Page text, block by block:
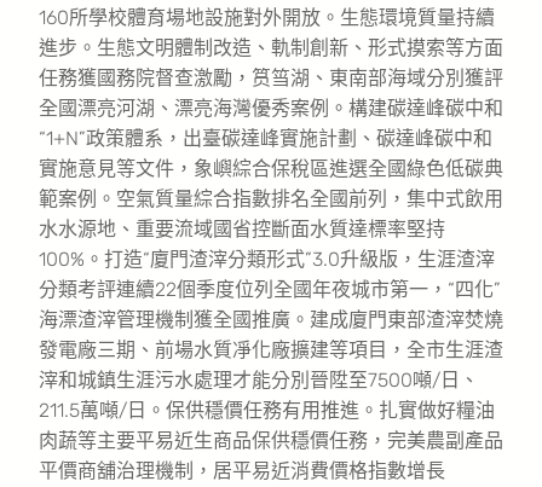
160所學校體育場地設施對外開放。生態環境質量持續
進步。生態文明體制改造、軌制創新、形式摸索等方面
任務獲國務院督查激勵，筼筜湖、東南部海域分別獲評
全國漂亮河湖、漂亮海灣優秀案例。構建碳達峰碳中和
“1+N”政策體系，出臺碳達峰實施計劃、碳達峰碳中和
實施意見等文件，象嶼綜合保稅區進選全國綠色低碳典
範案例。空氣質量綜合指數排名全國前列，集中式飲用
水水源地、重要流域國省控斷面水質達標率堅持
100%。打造“廈門渣滓分類形式”3.0升級版，生涯渣滓
分類考評連續22個季度位列全國年夜城市第一，“四化”
海漂渣滓管理機制獲全國推廣。建成廈門東部渣滓焚燒
發電廠三期、前場水質凈化廠擴建等項目，全市生涯渣
滓和城鎮生涯污水處理才能分別晉陞至7500噸/日、
211.5萬噸/日。保供穩價任務有用推進。扎實做好糧油
肉蔬等主要平易近生商品保供穩價任務，完美農副產品
平價商舖治理機制，居平易近消費價格指數增長